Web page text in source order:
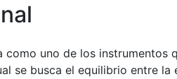
como uno de los instrumentos
se busca el equilibrio entre la